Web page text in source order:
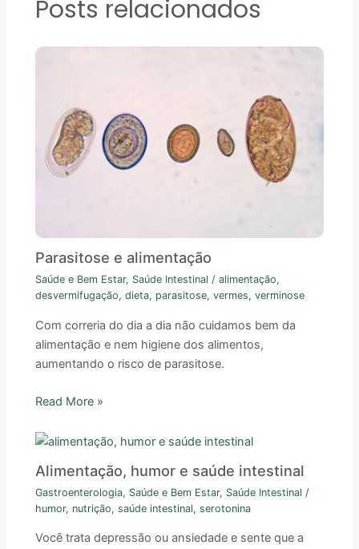
Posts relacionados
Parasitose e alimentação
Saúde e Bem Estar, Saúde Intestinal /alimentação,
desvermifugação,dieta, parasitose,vermes,verminose
Com correria do dia a dia não cuidamos bem da
alimentação e nem higiene dos alimentos,
aumentando o risco de parasitose.
Read More »
Alimentação, humor e saúde intestinal
Gastroenterologia, Saúde e Bem Estar, Saúde Intestinal /
humor, nutrição,saúde intestinal,serotonina
Você trata depressão ou ansiedade e sente que a